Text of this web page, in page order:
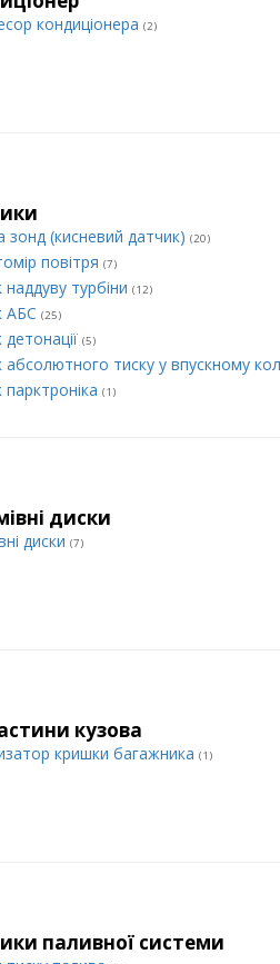
кондиціонера (2)
зонд (кисневий датчик) (20)
повітря (7)
турбіни (12)
АБС (25)
(5)
абсолютного тиску у впускному
(1)
диски
диски (7)
кузова
кришки багажника (1)
паливної системи